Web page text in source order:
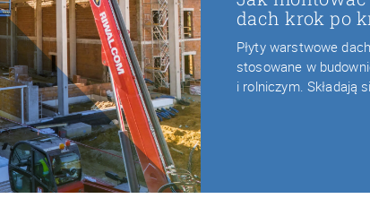
dach krok po
Płyty warstwowe
stosowane w
i rolniczym. Składają